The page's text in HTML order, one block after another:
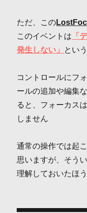
ただ、この
このイベントは 「
発生しない」 とい
コントロールにフ
ールの追加や編集
ると、フォーカス
しません
通常の操作では起
思いますが、そう
理解しておいたほ